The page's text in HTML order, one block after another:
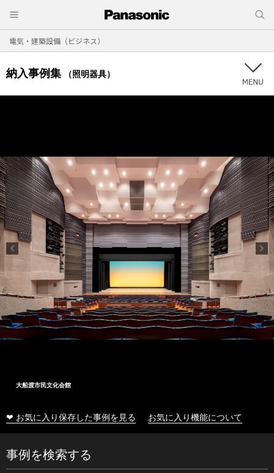
電気・建築設備（ビジネス）
納入事例集 （照明器具）
大船渡市民文化会館
❤ お気に入り保存した事例を見る お気に入り機能について
事例を検索する